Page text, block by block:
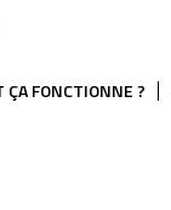
ÇA FONCTIONNE ?